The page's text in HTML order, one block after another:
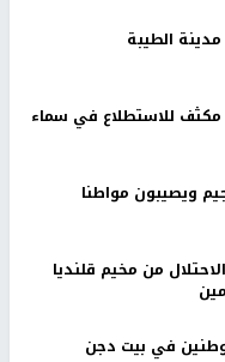
مكثف للاستطلاع في سماء
ويصيبون مواطنا
من مخيم قلنديا
في بيت دجن